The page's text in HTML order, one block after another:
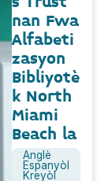
nan Fwa
Alfabeti
zasyon
Bibliyotè
k North
Miami
Beach la
Anglè
Espanyòl
Kreyòl